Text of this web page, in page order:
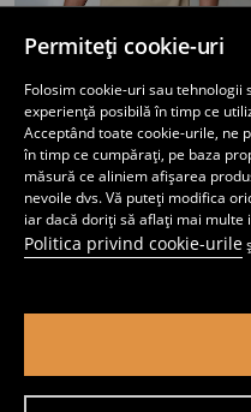
Permiteți cookie-uri
Folosim cookie-uri sau
experiență posibilă în timp ce
Acceptând toate cookie-urile, ne
în timp ce cumpărați, pe baza
măsură ce aliniem afișarea
nevoile dvs. Vă puteți modifica
iar dacă doriți să aflați mai multe
Politica privind cookie-urile
Tricou cu mânecă scurtă
17,99 RON